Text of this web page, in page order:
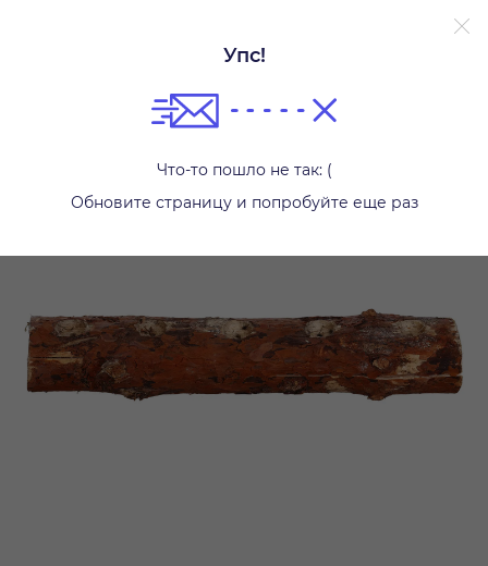
Упс!
Что-то пошло не так: (
Обновите страницу и попробуйте еще раз